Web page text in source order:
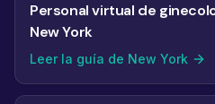
Personal virtual de
New York
Leer la guía de New York